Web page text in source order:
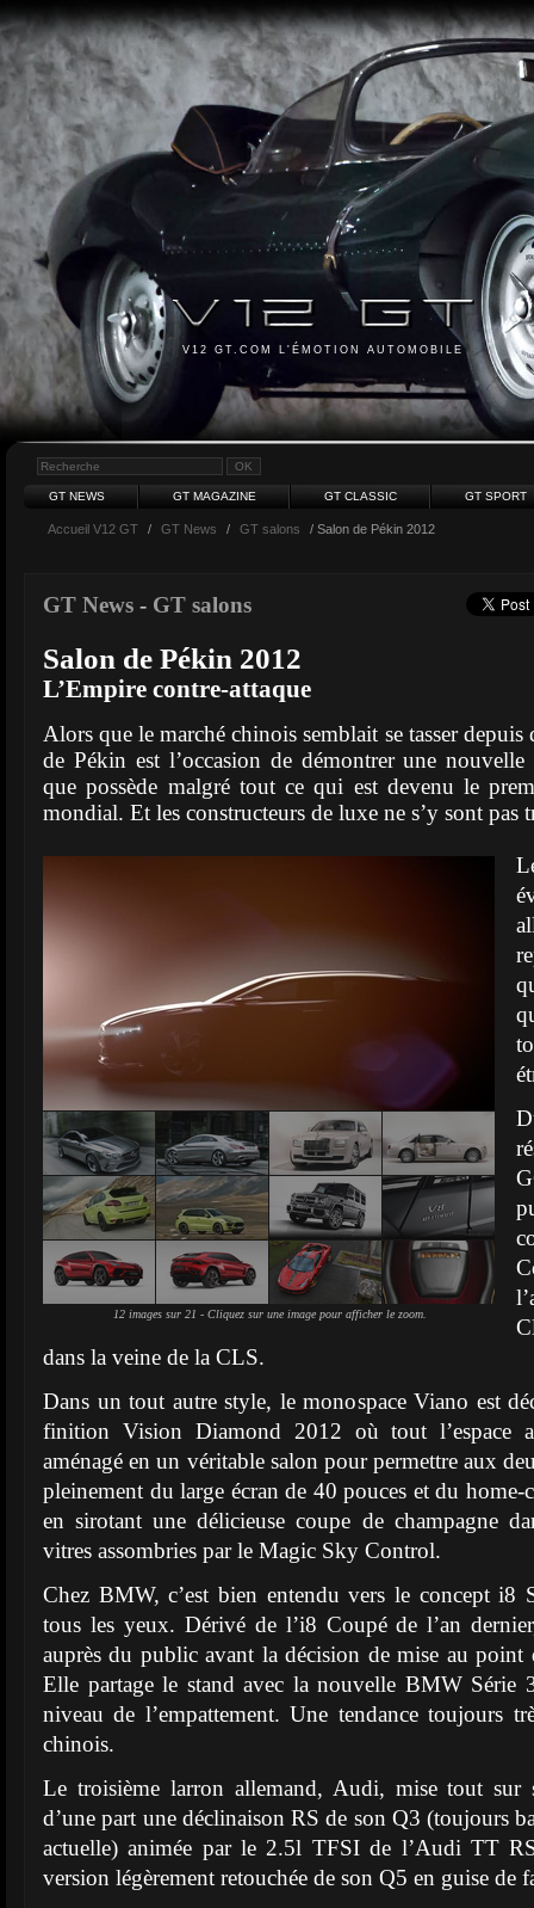
V12 GT.COM L'ÉMOTION AUTOMOBILE
GT NEWS GT MAGAZINE GT CLASSIC GT SPORT
Accueil V12 GT / GT News / GT salons / Salon de Pékin 2012
GT News - GT salons
Salon de Pékin 2012
L’Empire contre-attaque
Alors que le marché chinois semblait se tasser
de Pékin est l’occasion de démontrer une
que possède malgré tout ce qui est devenu le
mondial. Et les constructeurs de luxe ne s’y sont pas
12 images sur 21 - Cliquez sur une image pour afficher le zoom.
dans la veine de la CLS.
Dans un tout autre style, le monospace Viano est
finition Vision Diamond 2012 où tout l’espace
aménagé en un véritable salon pour permettre aux
pleinement du large écran de 40 pouces et du
en sirotant une délicieuse coupe de champagne
vitres assombries par le Magic Sky Control.
Chez BMW, c’est bien entendu vers le concept i8
tous les yeux. Dérivé de l’i8 Coupé de l’an
auprès du public avant la décision de mise au point
Elle partage le stand avec la nouvelle BMW Série
niveau de l’empattement. Une tendance toujours
chinois.
Le troisième larron allemand, Audi, mise tout sur
d’une part une déclinaison RS de son Q3 (toujours
actuelle) animée par le 2.5l TFSI de l’Audi TT
version légèrement retouchée de son Q5 en guise de